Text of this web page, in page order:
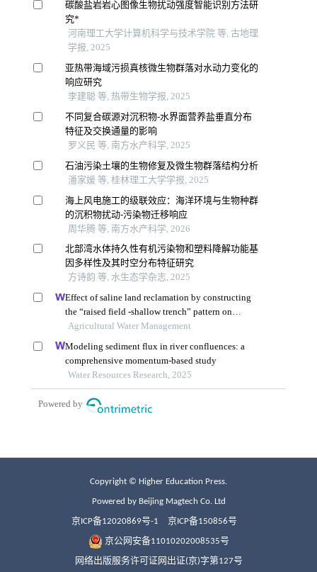
Copyright © Higher Education Press.
Powered by Beijing Magtech Co. Ltd
京ICP备12020869号-1 京ICP备150856号
京公网安备11010202008535号
网络出版服务许可证网出证(京)字第127号